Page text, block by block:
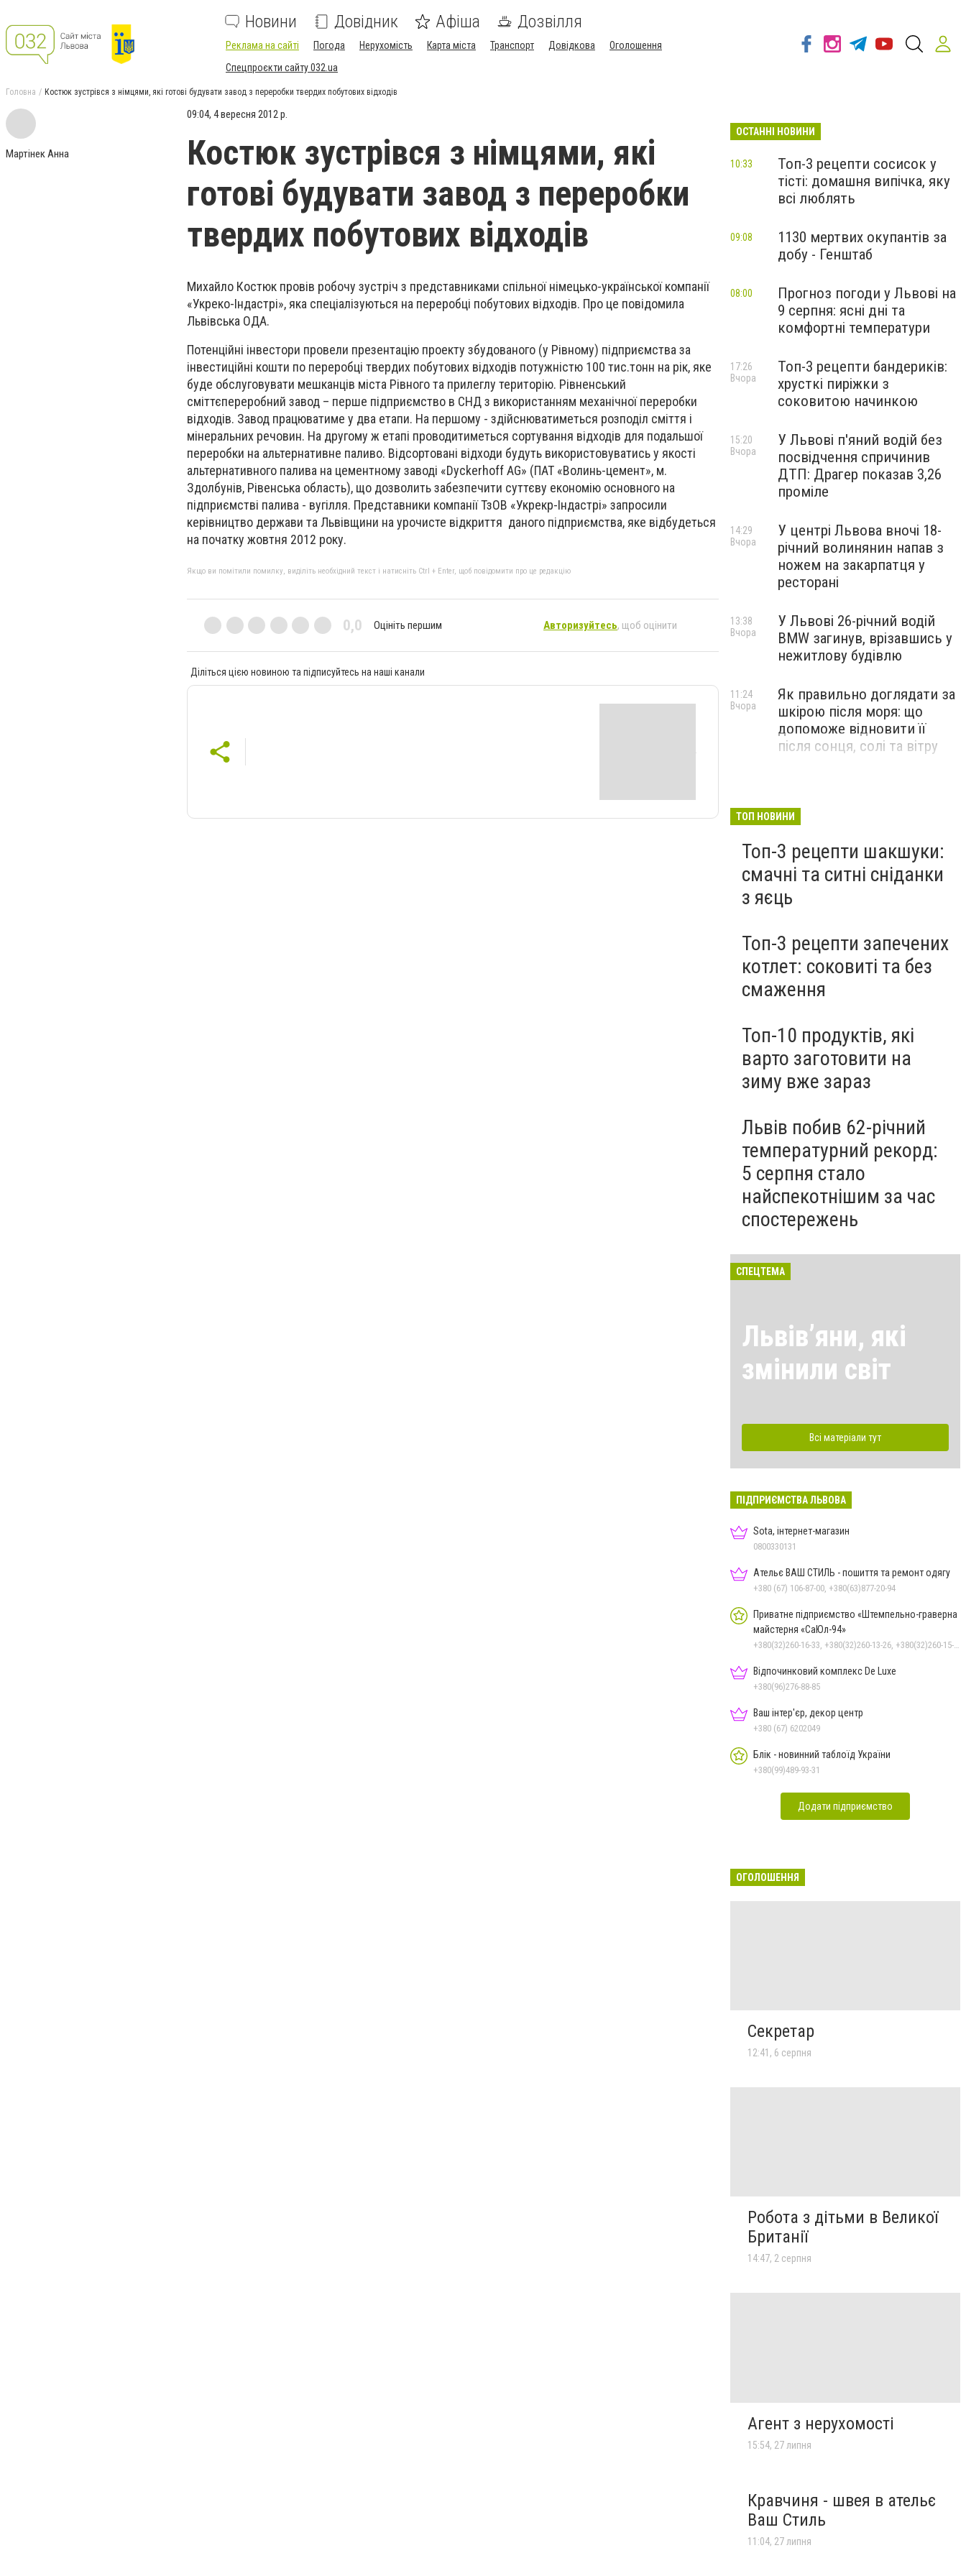
Новини Довідник Афіша Дозвілля
Реклама на сайті Погода Нерухомість Карта міста Транспорт Довідкова
Оголошення
Спецпроєкти сайту 032.ua
Головна Костюк зустрівся з німцями, які готові будувати завод з переробки твердих побутових відходів
Мартінек Анна
09:04, 4 вересня 2012 р.
Костюк зустрівся з німцями, які
готові будувати завод з переробки
твердих побутових відходів
Михайло Костюк провів робочу зустріч з представниками спільної німецько-української компанії
«Укреко-Індастрі», яка спеціалізуються на переробці побутових відходів. Про це повідомила
Львівська ОДА.
Потенційні інвестори провели презентацію проекту збудованого (у Рівному) підприємства за
інвестиційні кошти по переробці твердих побутових відходів потужністю 100 тис.тонн на рік, яке
буде обслуговувати мешканців міста Рівного та прилеглу територію. Рівненський
сміттєпереробний завод – перше підприємство в СНД з використанням механічної переробки
відходів. Завод працюватиме у два етапи. На першому - здійснюватиметься розподіл сміття і
мінеральних речовин. На другому ж етапі проводитиметься сортування відходів для подальшої
переробки на альтернативне паливо. Відсортовані відходи будуть використовуватись у якості
альтернативного палива на цементному заводі «Dyckerhoff AG» (ПАТ «Волинь-цемент», м.
Здолбунів, Рівенська область), що дозволить забезпечити суттєву економію основного на
підприємстві палива - вугілля. Представники компанії ТзОВ «Укрекр-Індастрі» запросили
керівництво держави та Львівщини на урочисте відкриття даного підприємства, яке відбудеться
на початку жовтня 2012 року.
Якщо ви помітили помилку, виділіть необхідний текст і натисніть Ctrl + Enter, щоб повідомити про це редакцію
0,0 Оцініть першим Авторизуйтесь, щоб оцінити
Діліться цією новиною та підписуйтесь на наші канали
ОСТАННІ НОВИНИ
Топ-3 рецепти сосисок у
тісті: домашня випічка, яку
всі люблять
10:33
1130 мертвих окупантів за
добу - Генштаб
09:08
Прогноз погоди у Львові на
9 серпня: ясні дні та
комфортні температури
08:00
Топ-3 рецепти бандериків:
хрусткі пиріжки з
соковитою начинкою
17:26
Вчора
У Львові п'яний водій без
посвідчення спричинив
ДТП: Драгер показав 3,26
проміле
15:20
Вчора
У центрі Львова вночі 18-
річний волинянин напав з
ножем на закарпатця у
ресторані
14:29
Вчора
У Львові 26-річний водій
BMW загинув, врізавшись у
нежитлову будівлю
13:38
Вчора
Як правильно доглядати за
шкірою після моря: що
допоможе відновити її
після сонця, солі та вітру
11:24
Вчора
ТОП НОВИНИ
Топ-3 рецепти шакшуки:
смачні та ситні сніданки
з яєць
Топ-3 рецепти запечених
котлет: соковиті та без
смаження
Топ-10 продуктів, які
варто заготовити на
зиму вже зараз
Львів побив 62-річний
температурний рекорд:
5 серпня стало
найспекотнішим за час
спостережень
СПЕЦТЕМА
Львівʼяни, які
змінили світ
Всі матеріали тут
ПІДПРИЄМСТВА ЛЬВОВА
Sota, інтернет-магазин
0800330131
Ательє ВАШ СТИЛЬ - пошиття та ремонт одягу
+380 (67) 106-87-00, +380(63)877-20-94
Приватне підприємство «Штемпельно-граверна
майстерня «СаЮл-94»
Відпочинковий комплекс De Luxe
+380(96)276-88-85
Ваш інтер'єр, декор центр
+380 (67) 6202049
Блік - новинний таблоїд України
+380(99)489-93-31
Додати підприємство
ОГОЛОШЕННЯ
Секретар
12:41, 6 серпня
Робота з дітьми в Великої
Британії
14:47, 2 серпня
Агент з нерухомості
15:54, 27 липня
Кравчиня - швея в ательє
Ваш Стиль
11:04, 27 липня